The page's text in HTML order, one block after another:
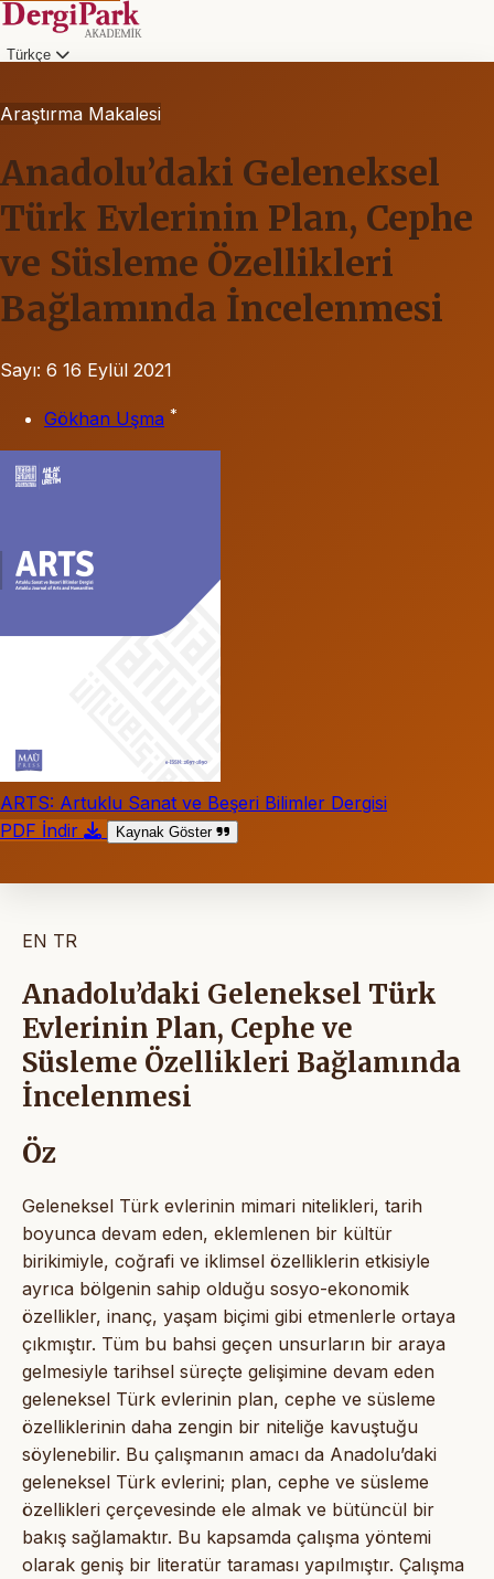
Türkçe
Araştırma Makalesi
Anadolu’daki Geleneksel
Türk Evlerinin Plan, Cephe
ve Süsleme Özellikleri
Bağlamında İncelenmesi
Sayı: 6 16 Eylül 2021
Gökhan Uşma *
ARTS: Artuklu Sanat ve Beşeri Bilimler Dergisi
PDF İndir
Kaynak Göster
EN TR
Anadolu’daki Geleneksel Türk
Evlerinin Plan, Cephe ve
Süsleme Özellikleri Bağlamında
İncelenmesi
Öz
Geleneksel Türk evlerinin mimari nitelikleri, tarih
boyunca devam eden, eklemlenen bir kültür
birikimiyle, coğrafi ve iklimsel özelliklerin etkisiyle
ayrıca bölgenin sahip olduğu sosyo-ekonomik
özellikler, inanç, yaşam biçimi gibi etmenlerle ortaya
çıkmıştır. Tüm bu bahsi geçen unsurların bir araya
gelmesiyle tarihsel süreçte gelişimine devam eden
geleneksel Türk evlerinin plan, cephe ve süsleme
özelliklerinin daha zengin bir niteliğe kavuştuğu
söylenebilir. Bu çalışmanın amacı da Anadolu’daki
geleneksel Türk evlerini; plan, cephe ve süsleme
özellikleri çerçevesinde ele almak ve bütüncül bir
bakış sağlamaktır. Bu kapsamda çalışma yöntemi
olarak geniş bir literatür taraması yapılmıştır. Çalışma